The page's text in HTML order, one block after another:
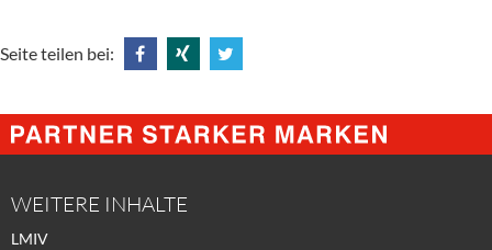
Seite teilen bei:
@
Facebook
@
Xing
@
Twitter
WEITERE INHALTE
LMIV